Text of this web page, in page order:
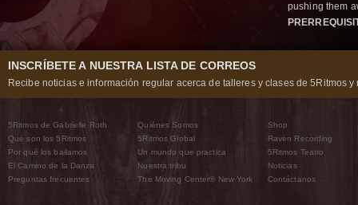
pushing them
INSCRÍBETE A NUESTRA LISTA DE CORREOS
Recibe noticias e información regular acerca de talleres y clases de 5Ritmos y
5Ritmos de Gabrielle Roth
Qué son los 5Ritmos
Por qué los bailamos
El Camino de la Danza
Preguntas frecuentes
Quiénes Somos
5Ritmos Global
Un mundo que practica
Nuestra tribu
The Moving Center® New York
Shop
Raven Recording
5Ritmos Teatro
Noticias
Contáctanos